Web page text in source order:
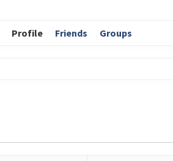
Profile Friends Groups